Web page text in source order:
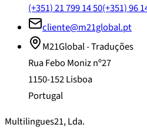
(+351) 21 799 14 50(+351) 96
cliente@m21global.pt
M21Global - Traduções
Rua Febo Moniz nº27
1150-152 Lisboa
Portugal
Multilingues21, Lda.